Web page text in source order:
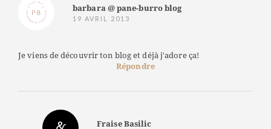
barbara @ pane-burro blog
19 AVRIL 2013
Je viens de découvrir ton blog et déjà j'adore ça!
Répondre
Fraise Basilic